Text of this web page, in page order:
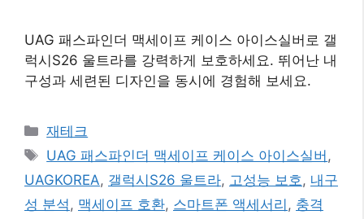
UAG 패스파인더 맥세이프 케이스 아이스실버로 갤
럭시S26 울트라를 강력하게 보호하세요. 뛰어난 내
구성과 세련된 디자인을 동시에 경험해 보세요.
카
테
리
재테크
태
그
UAG 패스파인더 맥세이프 케이스 아이스실버 ,
UAGKOREA, 갤럭시S26 울트라, 고성능 보호 , 내구
성 분석 , 맥세이프 호환, 스마트폰 액세서리 , 충격